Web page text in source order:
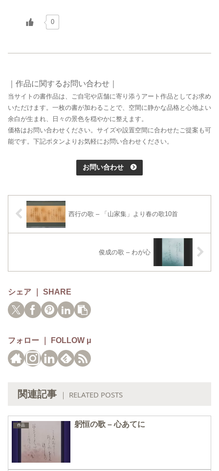
0
｜作品に関するお問い合わせ｜
当サイトの書作品は、ご自宅や店舗に寄り添うアート作品としてお求め
いただけます。一枚の書が加わることで、空間に静かな品格と心地よい
余白が生まれ、日々の景色を穏やかに整えます。
価格はお問い合わせください。サイズや設置空間に合わせたご提案も可
能です。下記ボタンよりお気軽にお問い合わせください。
お問い合わせ
西行の歌 – 「山家集」より春の歌10首
俊成の歌 – わが心
シェア ｜ SHARE
フォロー ｜ FOLLOW μ
関連記事 ｜ RELATED POSTS
作品 躬恒の歌 – 心あてに